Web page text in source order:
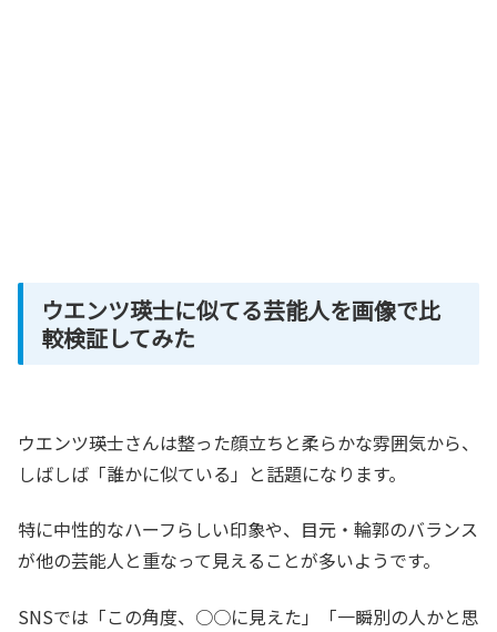
ウエンツ瑛士に似てる芸能人を画像で比
較検証してみた
ウエンツ瑛士さんは整った顔立ちと柔らかな雰囲気から、
しばしば「誰かに似ている」と話題になります。
特に中性的なハーフらしい印象や、目元・輪郭のバランス
が他の芸能人と重なって見えることが多いようです。
SNSでは「この角度、○○に見えた」「一瞬別の人かと思